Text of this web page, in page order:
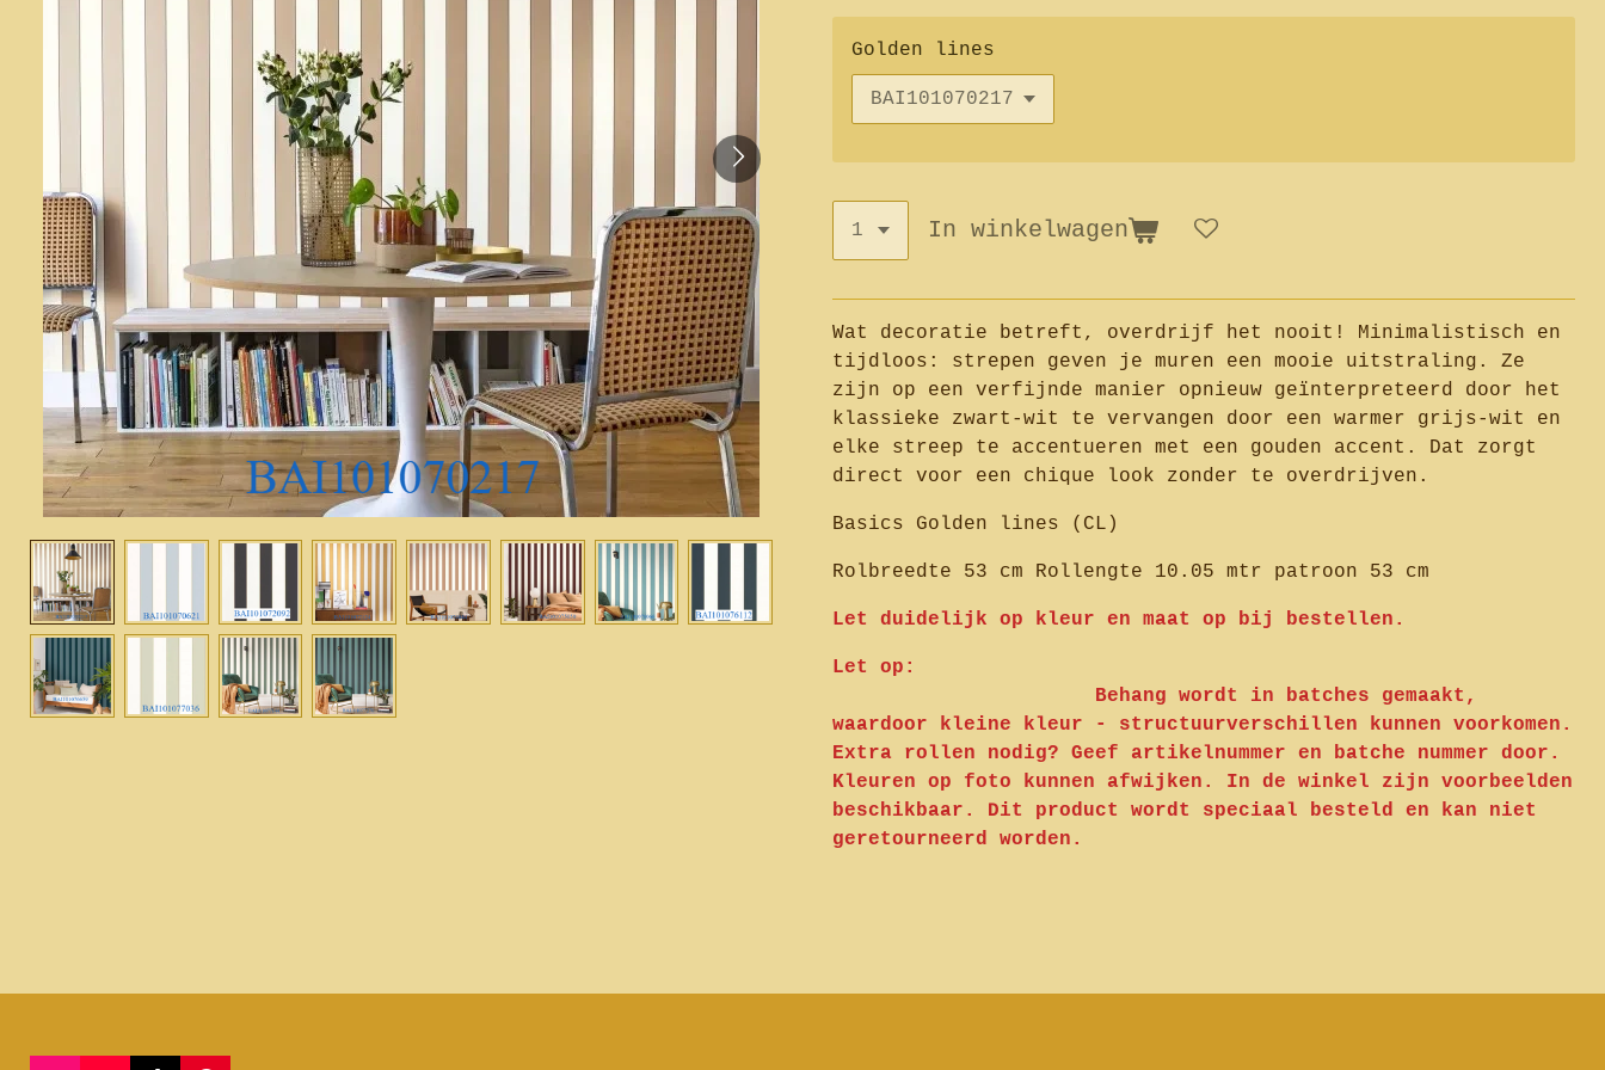
Golden lines
In winkelwagen
Wat decoratie betreft, overdrijf het nooit! Minimalistisch en
tijdloos: strepen geven je muren een mooie uitstraling. Ze
zijn op een verfijnde manier opnieuw geïnterpreteerd door het
klassieke zwart-wit te vervangen door een warmer grijs-wit en
elke streep te accentueren met een gouden accent. Dat zorgt
direct voor een chique look zonder te overdrijven.
Basics Golden lines (CL)
Rolbreedte 53 cm Rollengte 10.05 mtr patroon 53 cm
Let duidelijk op kleur en maat op bij bestellen.
Let op:
Behang wordt in batches gemaakt,
waardoor kleine kleur - structuurverschillen kunnen voorkomen.
Extra rollen nodig? Geef artikelnummer en batche nummer door.
Kleuren op foto kunnen afwijken. In de winkel zijn voorbeelden
beschikbaar. Dit product wordt speciaal besteld en kan niet
geretourneerd worden.